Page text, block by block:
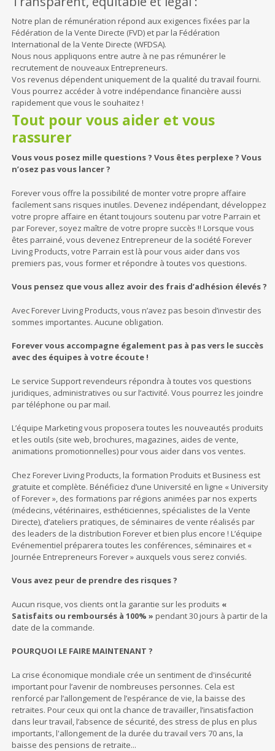
Notre plan de rémunération répond aux exigences fixées par la
Fédération de la Vente Directe (FVD) et par la Fédération
International de la Vente Directe (WFDSA).
Nous nous appliquons entre autre à ne pas rémunérer le
recrutement de nouveaux Entrepreneurs.
Vos revenus dépendent uniquement de la qualité du travail fourni.
Vous pourrez accéder à votre indépendance financière aussi
rapidement que vous le souhaitez !
Tout pour vous aider et vous
rassurer
Vous vous posez mille questions ? Vous êtes perplexe ? Vous
n’osez pas vous lancer ?
Forever vous offre la possibilité de monter votre propre affaire
facilement sans risques inutiles. Devenez indépendant, développez
votre propre affaire en étant toujours soutenu par votre Parrain et
par Forever, soyez maître de votre propre succès !! Lorsque vous
êtes parrainé, vous devenez Entrepreneur de la société Forever
Living Products, votre Parrain est là pour vous aider dans vos
premiers pas, vous former et répondre à toutes vos questions.
Vous pensez que vous allez avoir des frais d’adhésion élevés ?
Avec Forever Living Products, vous n’avez pas besoin d’investir des
sommes importantes. Aucune obligation.
Forever vous accompagne également pas à pas vers le succès
avec des équipes à votre écoute !
Le service Support revendeurs répondra à toutes vos questions
juridiques, administratives ou sur l’activité. Vous pourrez les joindre
par téléphone ou par mail.
L’équipe Marketing vous proposera toutes les nouveautés produits
et les outils (site web, brochures, magazines, aides de vente,
animations promotionnelles) pour vous aider dans vos ventes.
Chez Forever Living Products, la formation Produits et Business est
gratuite et complète. Bénéficiez d’une Université en ligne « University
of Forever », des formations par régions animées par nos experts
(médecins, vétérinaires, esthéticiennes, spécialistes de la Vente
Directe), d’ateliers pratiques, de séminaires de vente réalisés par
des leaders de la distribution Forever et bien plus encore ! L’équipe
Evénementiel préparera toutes les conférences, séminaires et «
Journée Entrepreneurs Forever » auxquels vous serez conviés.
Vous avez peur de prendre des risques ?
Aucun risque, vos clients ont la garantie sur les produits «
Satisfaits ou remboursés à 100% » pendant 30 jours à partir de la
date de la commande.
POURQUOI LE FAIRE MAINTENANT ?
La crise économique mondiale crée un sentiment de d'insécurité
important pour l’avenir de nombreuses personnes. Cela est
renforcé par l’allongement de l’espérance de vie, la baisse des
retraites. Pour ceux qui ont la chance de travailler, l’insatisfaction
dans leur travail, l’absence de sécurité, des stress de plus en plus
importants, l'allongement de la durée du travail vers 70 ans, la
baisse des pensions de retraite...